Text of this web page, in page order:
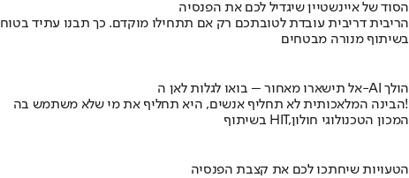
הסוד של איינשטיין שיגדיל לכם את הפנסיה
הריבית דריבית עובדת לטובתכם רק אם תתחילו מוקדם. כך תבנו עתיד בטוח
בשיתוף מנורה מבטחים
אל תישארו מאחור – בואו לגלות לאן ה-AI הולך
הבינה המלאכותית לא תחליף אנשים, היא תחליף את מי שלא משתמש בה!
בשיתוף HIT,המכון הטכנולוגי חולון
הטעויות שיחתכו לכם את קצבת הפנסיה